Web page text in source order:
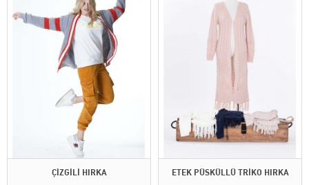
ÇİZGİLİ HIRKA ETEK PÜSKÜLLÜ TRİKO HIRKA